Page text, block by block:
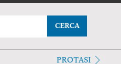
CERCA
PROTASI